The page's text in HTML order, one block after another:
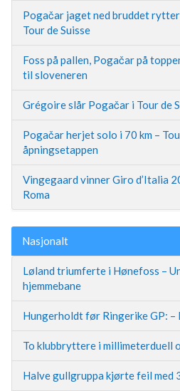
Pogačar jaget ned bruddet
Tour de Suisse
Foss på pallen, Pogačar på
til sloveneren
Grégoire slår Pogačar i Tour de
Pogačar herjet solo i 70 km –
åpningsetappen
Vingegaard vinner Giro d’Italia
Roma
Nasjonalt
Løland triumferte i Hønefoss –
hjemmebane
Hungerholdt før Ringerike GP:
To klubbryttere i millimeterduell
Halve gullgruppa kjørte feil med